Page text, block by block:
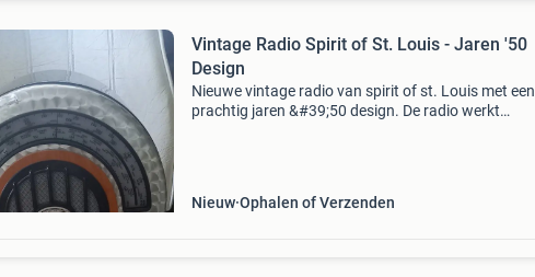
Vintage Radio Spirit of St. Louis - Jaren '50
Design
Nieuwe vintage radio van spirit of st. Louis met een
prachtig jaren &#39;50 design. De radio werkt
Nieuw Ophalen of Verzenden